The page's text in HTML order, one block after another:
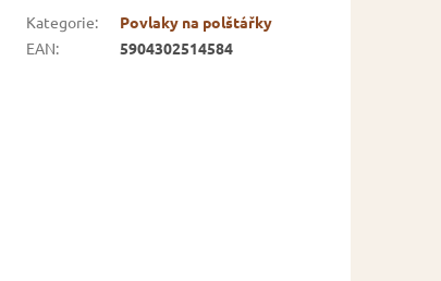
Kategorie:
Povlaky na polštářky
EAN: 5904302514584